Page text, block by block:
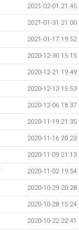
2021-02-01 21:45
2021-01-31 21:00
2021-01-17 19:52
2020-12-30 15:15
2020-12-21 19:49
2020-12-13 15:53
2020-12-06 18:37
2020-11-19 21:35
2020-11-16 20:23
2020-11-09 21:13
2020-11-02 19:54
2020-10-29 20:28
2020-10-28 15:24
2020-10-22 22:41